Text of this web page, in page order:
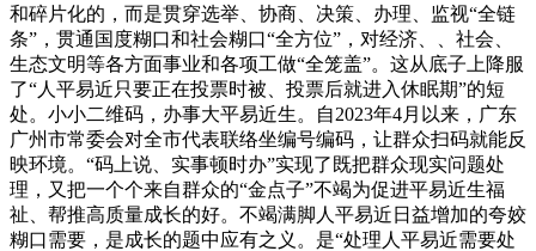
和碎片化的，而是贯穿选举、协商、决策、办理、监视“全链
条”，贯通国度糊口和社会糊口“全方位”，对经济、、社会、
生态文明等各方面事业和各项工做“全笼盖”。这从底子上降服
了“人平易近只要正在投票时被、投票后就进入休眠期”的短
处。小小二维码，办事大平易近生。自2023年4月以来，广东
广州市常委会对全市代表联络坐编号编码，让群众扫码就能反
映环境。“码上说、实事顿时办”实现了既把群众现实问题处
理，又把一个个来自群众的“金点子”不竭为促进平易近生福
祉、帮推高质量成长的好。不竭满脚人平易近日益增加的夸姣
糊口需要，是成长的题中应有之义。是“处理人平易近需要处